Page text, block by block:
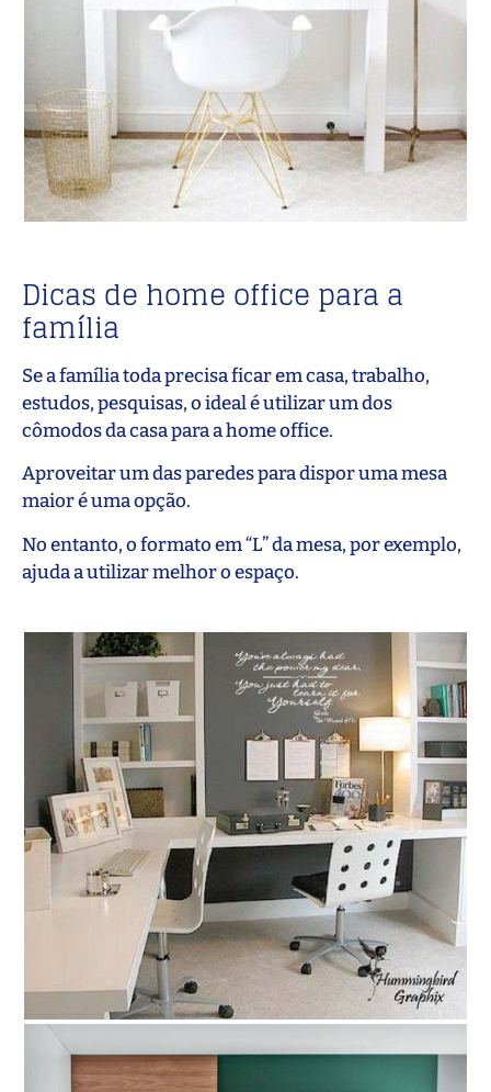
Dicas de home office para a
família
Se a família toda precisa ficar em casa, trabalho,
estudos, pesquisas, o ideal é utilizar um dos
cômodos da casa para a home office.
Aproveitar um das paredes para dispor uma mesa
maior é uma opção.
No entanto, o formato em “L” da mesa, por exemplo,
ajuda a utilizar melhor o espaço.